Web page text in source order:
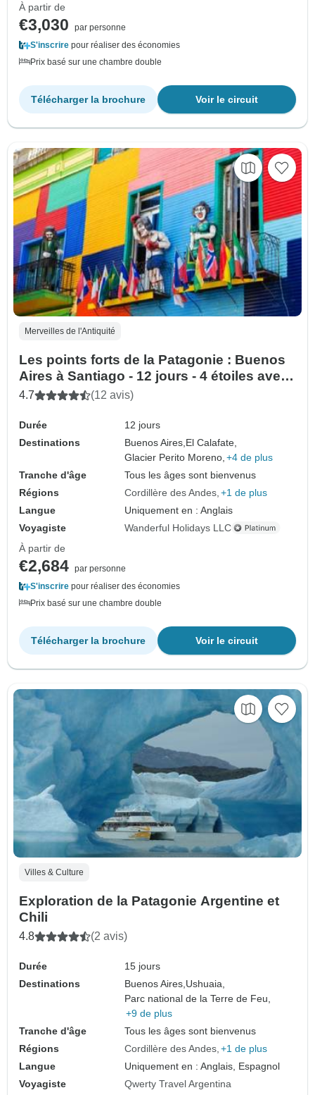
À partir de
€3,030
par personne
S'inscrire pour réaliser des économies
Prix basé sur une chambre double
Voir le circuit
Télécharger la brochure
Merveilles de l'Antiquité
Les points forts de la Patagonie : Buenos
Aires à Santiago - 12 jours - 4 étoiles avec
prise en charge à l'hôtel
4.7 (12 avis)
Durée
12 jours
Destinations
Buenos Aires, El Calafate,
Glacier Perito Moreno, +4 de plus
Tranche d'âge
Tous les âges sont bienvenus
Régions
Cordillère des Andes +1 de plus
Langue
Uniquement en : Anglais
Voyagiste
Wanderful Holidays LLC
À partir de
€2,684 par personne
S'inscrire pour réaliser des économies
Prix basé sur une chambre double
Voir le circuit
Télécharger la brochure
Villes & Culture
Exploration de la Patagonie Argentine et
Chili
4.8 (2 avis)
Durée
15 jours
Destinations
Buenos Aires, Ushuaia,
Parc national de la Terre de Feu,
+9 de plus
Tranche d'âge
Tous les âges sont bienvenus
Régions
Cordillère des Andes +1 de plus
Langue
Uniquement en : Anglais, Espagnol
Voyagiste
Qwerty Travel Argentina